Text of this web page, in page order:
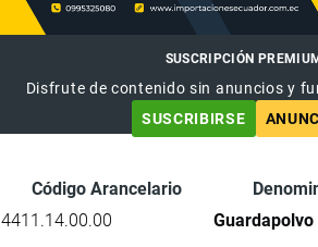
SUSCRIPCIÓN
Disfrute de contenido sin anuncios y
SUSCRIBIRSE
Código Arancelario
4411.14.00.00
Guardapolvo